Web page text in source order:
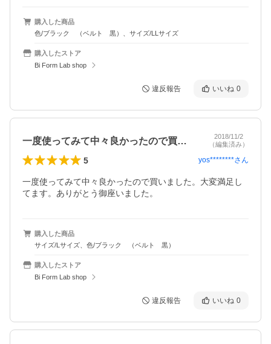
購入した商品
色/ブラック （ベルト 黒）、サイズ/LLサイズ
購入したストア
Bi Form Lab shop
違反報告 いいね 0
一度使ってみて中々良かったので買いまし…
2018/11/2
（編集済み）
5 yos********さん
一度使ってみて中々良かったので買いました。大変満足し
てます。ありがとう御座いました。
購入した商品
サイズ/Lサイズ、色/ブラック （ベルト 黒）
購入したストア
Bi Form Lab shop
違反報告 いいね 0